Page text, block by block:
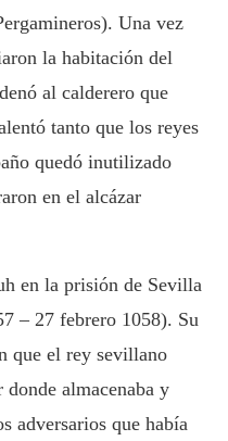
Una vez
la habitación del
al calderero que
tanto que los reyes
quedó inutilizado
en el alcázar
en la prisión de Sevilla
– 27 febrero 1058). Su
que el rey sevillano
almacenaba y
adversarios que había